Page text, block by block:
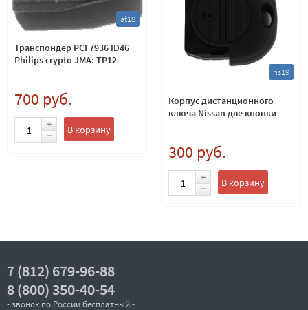
at18
Транспондер PCF7936 ID46
Philips crypto JMA: TP12
700 руб.
В корзину
ns19
Корпус дистанционного
ключа Nissan две кнопки
300 руб.
В корзину
7 (812) 679-96-88
8 (800) 350-40-54
- звонок по России бесплатный -